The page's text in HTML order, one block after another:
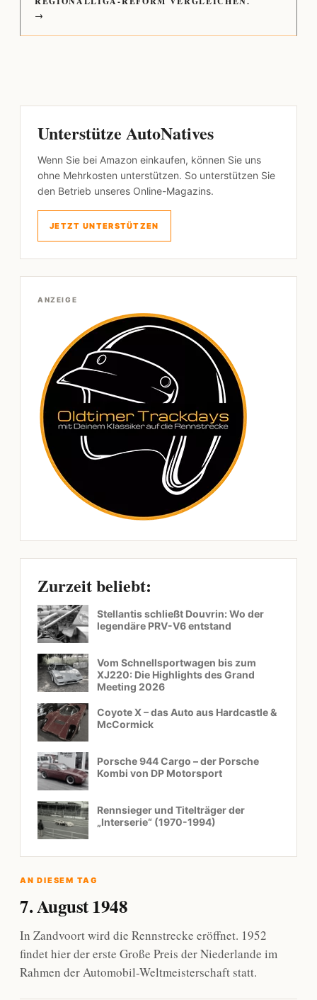
→
Unterstütze AutoNatives
Wenn Sie bei Amazon einkaufen, können Sie uns
ohne Mehrkosten unterstützen. So unterstützen Sie
den Betrieb unseres Online-Magazins.
JETZT UNTERSTÜTZEN
ANZEIGE
Zurzeit beliebt:
Stellantis schließt Douvrin: Wo der
legendäre PRV-V6 entstand
Vom Schnellsportwagen bis zum
XJ220: Die Highlights des Grand
Meeting 2026
Coyote X – das Auto aus Hardcastle &
McCormick
Porsche 944 Cargo – der Porsche
Kombi von DP Motorsport
Rennsieger und Titelträger der
„Interserie“ (1970-1994)
AN DIESEM TAG
7. August 1948
In Zandvoort wird die Rennstrecke eröffnet. 1952
findet hier der erste Große Preis der Niederlande im
Rahmen der Automobil-Weltmeisterschaft statt.